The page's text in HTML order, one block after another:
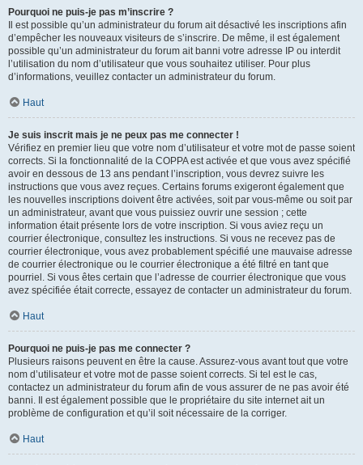
Pourquoi ne puis-je pas m’inscrire ?
Il est possible qu’un administrateur du forum ait désactivé les inscriptions afin
d’empêcher les nouveaux visiteurs de s’inscrire. De même, il est également
possible qu’un administrateur du forum ait banni votre adresse IP ou interdit
l’utilisation du nom d’utilisateur que vous souhaitez utiliser. Pour plus
d’informations, veuillez contacter un administrateur du forum.
Haut
Je suis inscrit mais je ne peux pas me connecter !
Vérifiez en premier lieu que votre nom d’utilisateur et votre mot de passe soient
corrects. Si la fonctionnalité de la COPPA est activée et que vous avez spécifié
avoir en dessous de 13 ans pendant l’inscription, vous devrez suivre les
instructions que vous avez reçues. Certains forums exigeront également que
les nouvelles inscriptions doivent être activées, soit par vous-même ou soit par
un administrateur, avant que vous puissiez ouvrir une session ; cette
information était présente lors de votre inscription. Si vous aviez reçu un
courrier électronique, consultez les instructions. Si vous ne recevez pas de
courrier électronique, vous avez probablement spécifié une mauvaise adresse
de courrier électronique ou le courrier électronique a été filtré en tant que
pourriel. Si vous êtes certain que l’adresse de courrier électronique que vous
avez spécifiée était correcte, essayez de contacter un administrateur du forum.
Haut
Pourquoi ne puis-je pas me connecter ?
Plusieurs raisons peuvent en être la cause. Assurez-vous avant tout que votre
nom d’utilisateur et votre mot de passe soient corrects. Si tel est le cas,
contactez un administrateur du forum afin de vous assurer de ne pas avoir été
banni. Il est également possible que le propriétaire du site internet ait un
problème de configuration et qu’il soit nécessaire de la corriger.
Haut